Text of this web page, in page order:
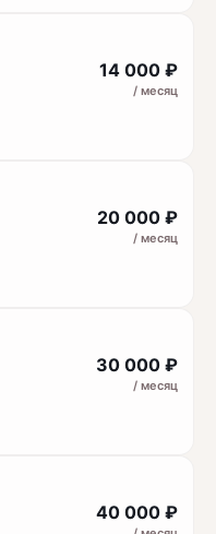
14 000 ₽
/ месяц
20 000 ₽
/ месяц
30 000 ₽
/ месяц
40 000 ₽